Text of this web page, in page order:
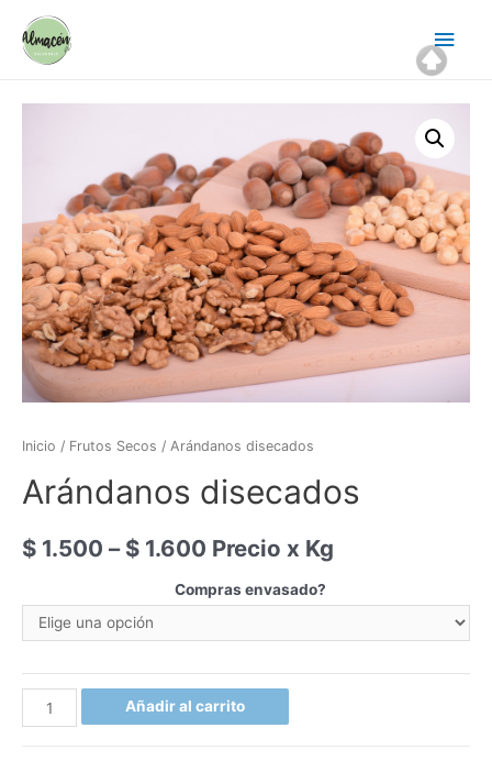
contenido
Inicio / Frutos Secos / Arándanos disecados
Arándanos disecados
$ 1.500 – $ 1.600 Precio x Kg
Compras envasado?
Arándanos
disecados
Añadir al carrito